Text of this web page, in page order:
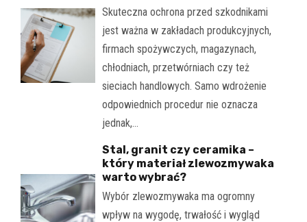
Skuteczna ochrona przed szkodnikami
jest ważna w zakładach produkcyjnych,
firmach spożywczych, magazynach,
chłodniach, przetwórniach czy też
sieciach handlowych. Samo wdrożenie
odpowiednich procedur nie oznacza
jednak,…
Stal, granit czy ceramika –
który materiał zlewozmywaka
warto wybrać?
Wybór zlewozmywaka ma ogromny
wpływ na wygodę, trwałość i wygląd